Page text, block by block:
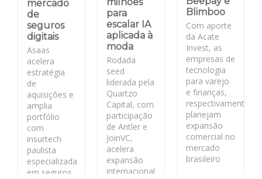
mercado
de
seguros
digitais
Asaas
acelera
estratégia
de
aquisições e
amplia
portfólio
com
insurtech
paulista
especializada
em seguros
para
escalar IA
aplicada à
moda
Rodada
seed
liderada pela
Quartzo
Capital, com
participação
de Antler e
JoinVC,
acelera
expansão
internacional
Blimboo
Com aporte
da Acate
Invest, as
empresas de
tecnologia
para varejo
e finanças,
respectivamente,
planejam
expansão
comercial no
mercado
brasileiro